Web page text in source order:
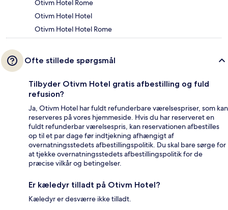
Otivm Hotel Rome
Otivm Hotel Hotel
Otivm Hotel Hotel Rome
Ofte stillede spørgsmål
Tilbyder Otivm Hotel gratis afbestilling og fuld
refusion?
Ja, Otivm Hotel har fuldt refunderbare værelsespriser, som kan
reserveres på vores hjemmeside. Hvis du har reserveret en
fuldt refunderbar værelsespris, kan reservationen afbestilles
op til et par dage før indtjekning afhængigt af
overnatningsstedets afbestillingspolitik. Du skal bare sørge for
at tjekke overnatningsstedets afbestillingspolitik for de
præcise vilkår og betingelser.
Er kæledyr tilladt på Otivm Hotel?
Kæledyr er desværre ikke tilladt.